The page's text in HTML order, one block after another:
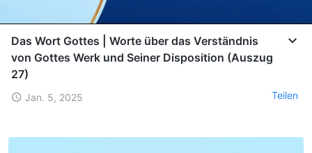
Das Wort Gottes | Worte über das Verständnis
von Gottes Werk und Seiner Disposition (Auszug
27)
Jan. 5, 2025 Teilen